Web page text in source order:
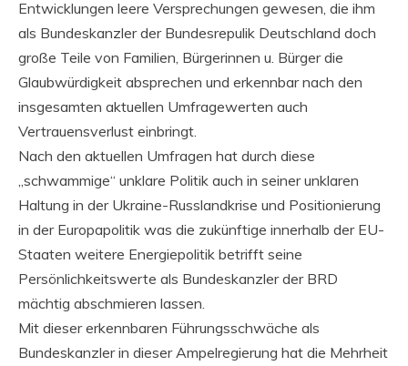
Entwicklungen leere Versprechungen gewesen, die ihm
als Bundeskanzler der Bundesrepulik Deutschland doch
große Teile von Familien, Bürgerinnen u. Bürger die
Glaubwürdigkeit absprechen und erkennbar nach den
insgesamten aktuellen Umfragewerten auch
Vertrauensverlust einbringt.
Nach den aktuellen Umfragen hat durch diese
„schwammige“ unklare Politik auch in seiner unklaren
Haltung in der Ukraine-Russlandkrise und Positionierung
in der Europapolitik was die zukünftige innerhalb der EU-
Staaten weitere Energiepolitik betrifft seine
Persönlichkeitswerte als Bundeskanzler der BRD
mächtig abschmieren lassen.
Mit dieser erkennbaren Führungsschwäche als
Bundeskanzler in dieser Ampelregierung hat die Mehrheit